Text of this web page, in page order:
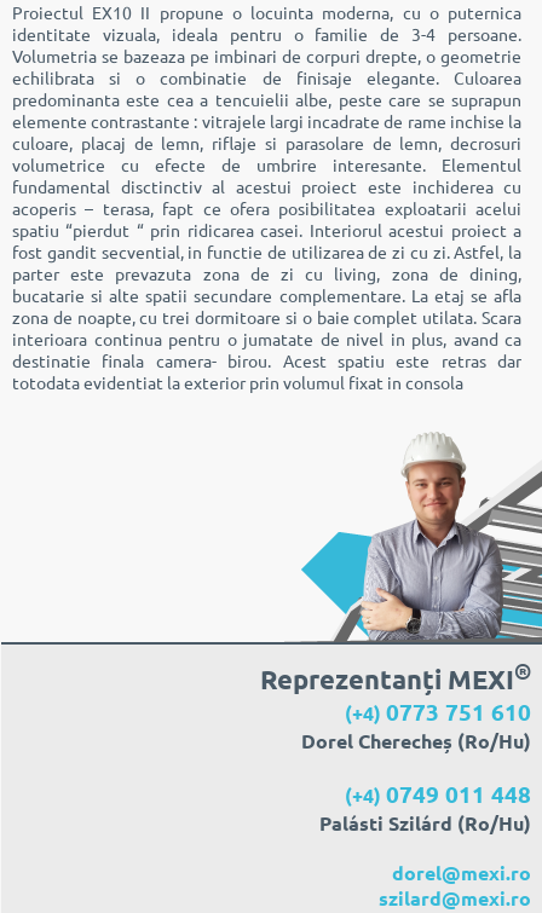
Proiectul EX10 II propune o locuinta moderna, cu o puternica
identitate vizuala, ideala pentru o familie de 3-4 persoane.
Volumetria se bazeaza pe imbinari de corpuri drepte, o geometrie
echilibrata si o combinatie de finisaje elegante. Culoarea
predominanta este cea a tencuielii albe, peste care se suprapun
elemente contrastante : vitrajele largi incadrate de rame inchise la
culoare, placaj de lemn, riflaje si parasolare de lemn, decrosuri
volumetrice cu efecte de umbrire interesante. Elementul
fundamental disctinctiv al acestui proiect este inchiderea cu
acoperis – terasa, fapt ce ofera posibilitatea exploatarii acelui
spatiu “pierdut “ prin ridicarea casei. Interiorul acestui proiect a
fost gandit secvential, in functie de utilizarea de zi cu zi. Astfel, la
parter este prevazuta zona de zi cu living, zona de dining,
bucatarie si alte spatii secundare complementare. La etaj se afla
zona de noapte, cu trei dormitoare si o baie complet utilata. Scara
interioara continua pentru o jumatate de nivel in plus, avand ca
destinatie finala camera- birou. Acest spatiu este retras dar
totodata evidentiat la exterior prin volumul fixat in consola
Reprezentanți MEXI®
(+4) 0773 751 610
Dorel Cherecheș (Ro/Hu)
(+4) 0749 011 448
Palásti Szilárd (Ro/Hu)
dorel@mexi.ro
szilard@mexi.ro